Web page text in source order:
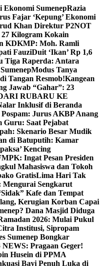
Ekonomi SumenepRazia
Fajar ‘Kepung’ Ekonomi
Khan Direktur P2NOT
Kilogram Kokain
KDKMP: Moh. Ramli
FauziDuit ‘Ikan’ Rp 1,6
Tiga Raperda: Antara
Modus Tanya
Tangan Resmob!Kangean
Jawab “Gahar”: 23
RUBARU KE
Inklusif di Beranda
Jurus AKBP Anang
Guru: Saat Pejabat
Skenario Besar Mudik
di Batuputih: Kamar
Kencing
Ingat Pesan Presiden
Mahasiswa dan Tokoh
GratisLima Hari Tak
Mengurai Sengkarut
Kafe dan Tempat
Kerugian Korban Capai
Dana Masjid Diduga
2026: Mulai Pukul
Institusi, Sipropam
Sumenep Bongkar
Pragaan Geger!
Husein di PPMA
Bayi Penuh Luka di